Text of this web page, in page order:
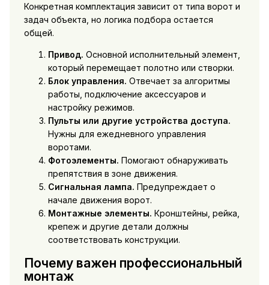
Конкретная комплектация зависит от типа ворот и
задач объекта, но логика подбора остается
общей.
Привод. Основной исполнительный элемент,
который перемещает полотно или створки.
Блок управления. Отвечает за алгоритмы
работы, подключение аксессуаров и
настройку режимов.
Пульты или другие устройства доступа.
Нужны для ежедневного управления
воротами.
Фотоэлементы. Помогают обнаруживать
препятствия в зоне движения.
Сигнальная лампа. Предупреждает о
начале движения ворот.
Монтажные элементы. Кронштейны, рейка,
крепеж и другие детали должны
соответствовать конструкции.
Почему важен профессиональный
монтаж